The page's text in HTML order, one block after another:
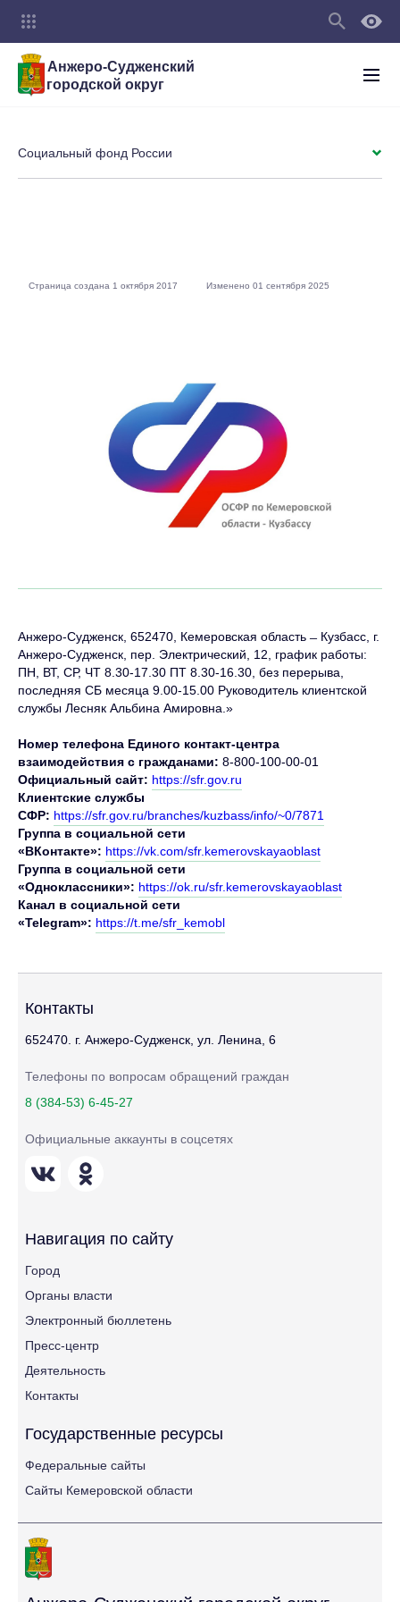
Анжеро-Судженский
городской округ
Анжеро-Судженск, 652470, Кемеровская область ̶ Кузбасс, г.
Анжеро-Судженск, пер. Электрический, 12, график работы:
ПН, ВТ, СР, ЧТ 8.30-17.30 ПТ 8.30-16.30, без перерыва,
последняя СБ месяца 9.00-15.00 Руководитель клиентской
службы Лесняк Альбина Амировна.»
Номер телефона Единого контакт-центра
взаимодействия с гражданами: 8-800-100-00-01
Официальный сайт: https://sfr.gov.ru
Клиентские службы
СФР: https://sfr.gov.ru/branches/kuzbass/info/~0/7871
Группа в социальной сети
«ВКонтакте»: https://vk.com/sfr.kemerovskayaoblast
Группа в социальной сети
«Одноклассники»: https://ok.ru/sfr.kemerovskayaoblast
Канал в социальной сети
«Telegram»: https://t.me/sfr_kemobl
Социальный фонд России
Страница создана 1 октября 2017 Изменено 01 сентября 2025
Контакты
652470. г. Анжеро-Судженск, ул. Ленина, 6
Телефоны по вопросам обращений граждан
8 (384-53) 6-45-27
Официальные аккаунты в соцсетях
Навигация по сайту
Город
Органы власти
Электронный бюллетень
Пресс-центр
Деятельность
Контакты
Государственные ресурсы
Федеральные сайты
Сайты Кемеровской области